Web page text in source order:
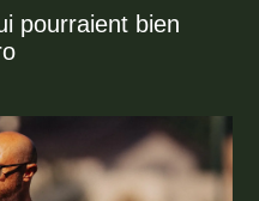
pourraient bien